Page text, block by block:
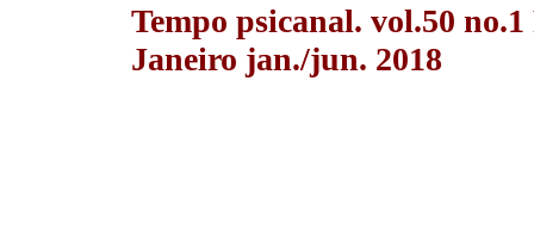
Tempo psicanal. vol.50 no.1
Janeiro jan./jun. 2018